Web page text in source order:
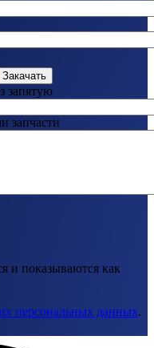
Закачать
запятую
запчасти
и показываются как
персональных данных.